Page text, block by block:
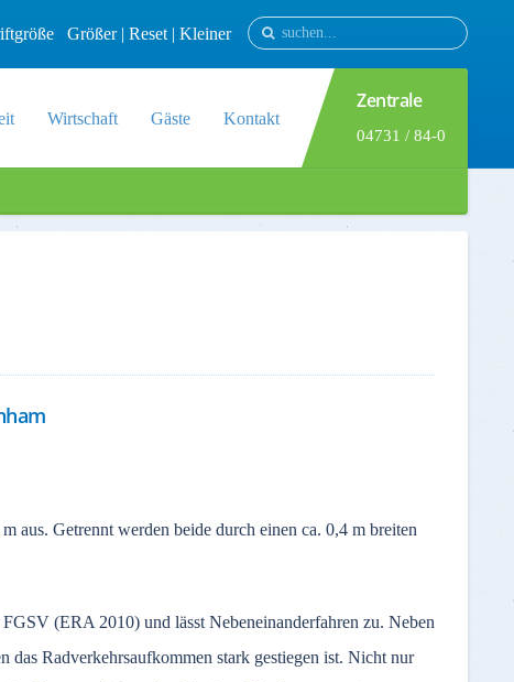
Größer| Reset | Kleiner
Wirtschaft Gäste Kontakt
Zentrale
04731 / 84-0
aus. Getrennt werden beide durch einen ca. 0,4 m breiten
(ERA 2010) und lässt Nebeneinanderfahren zu. Neben
das Radverkehrsaufkommen stark gestiegen ist. Nicht nur